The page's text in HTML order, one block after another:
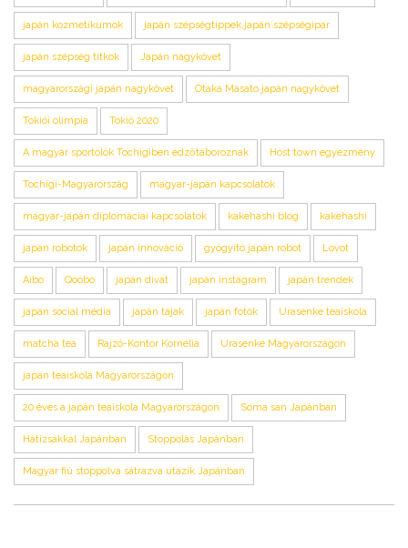
japán kozmetikumok japán szépségtippek,japán szépségipar
japán szépség titkok Japán nagykövet
magyarországi japán nagykövet Otaka Masato japán nagykövet
Tokiói olimpia Tokió 2020
A magyar sportolók Tochigiben edzőtáboroznak Host town egyezmény
Tochigi-Magyarország magyar-japán kapcsolatok
magyar-japán diplomáciai kapcsolatok kakehashi blog kakehashi
japán robotok japán innováció gyógyító japán robot Lovot
Aibo Qoobo japán divat japán instagram japán trendek
japán social média japán tájak japán fotók Urasenke teaiskola
matcha tea Rajzó-Kontor Kornélia Urasenke Magyarországon
japán teaiskola Magyarországon
20 éves a japán teaiskola Magyarországon Soma san Japánban
Hátizsákkal Japánban Stoppolás Japánban
Magyar fiú stoppolva sátrazva utazik Japánban